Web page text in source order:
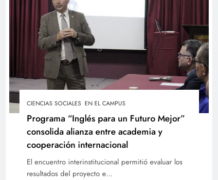
Virgilio Reyes explica cómo la UTEC apuesta
por la innovación y la tecnología
CIENCIAS SOCIALES EN EL CAMPUS
Programa “Inglés para un Futuro Mejor”
consolida alianza entre academia y
cooperación internacional
El encuentro interinstitucional permitió evaluar los
resultados del proyecto e…